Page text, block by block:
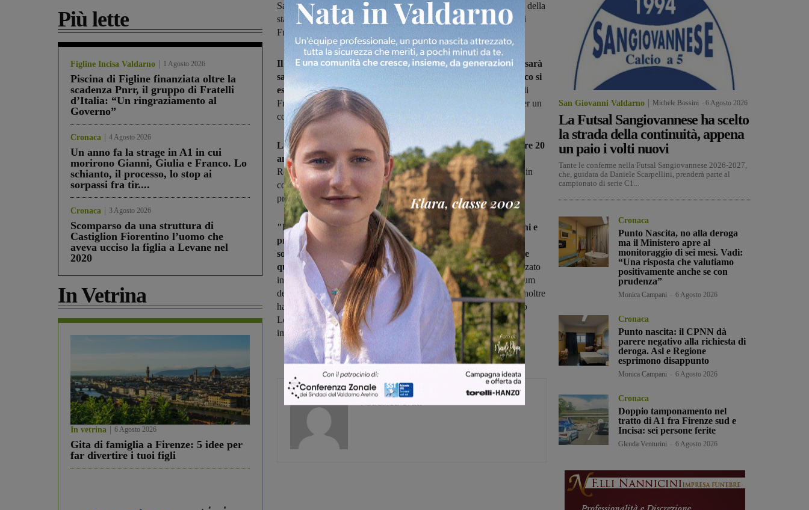
Più lette
Figline Incisa Valdarno 1 Agosto 2026
Piscina di Figline finanziata oltre la
scadenza Pnrr, il gruppo di Fratelli
d’Italia: “Un ringraziamento al
Governo”
Cronaca 4 Agosto 2026
Un anno fa la strage in A1 in cui
morirono Gianni, Giulia e Franco. Lo
schianto, il processo, lo stop ai
sorpassi fra tir....
Cronaca 3 Agosto 2026
Scomparso da una struttura di
Castiglion Fiorentino l’uomo che
aveva ucciso la figlia a Levane nel
2020
In Vetrina
In vetrina 6 Agosto 2026
Gita di famiglia a Firenze: 5 idee per
far divertire i tuoi figli
Sabato sera al teatro comunale di Laterina il nuovo appuntamento della
stagione vede salire sul palco la Casa del Vento con la presenza di
Francesco “Fry” Moneti, violinista dei Modena City Ramblers
Il prossimo appuntamento della stagione teatrale di Laterina sarà
sabato 30 gennaio, dedicato al Giorno della Memoria. Sul palco si
esibirà la Casa del Vento , in sessione acustica, con la presenza di
Francesco “Fry” Moneti, violinista dei Modena City Ramblers, per un
concerto combat-rock-folk.
La band aretina, sulla scena nazionale e internazionale da oltre 20
anni, nel 2005ha realizzato un cd dal titolo “Sessant’anni di
Resistenza”. La serata inizierà alle ore 21.15 al teatro di Laterina, in
collaborazione con l'associazione Dritto e Rovescio che cura il
programma della stagione.
"La Casa del Vento, tra incontri artistici e ideologici, tra dischi e
progetti, tra ballate e canzoni scritte con la linfa dell’impegno
sociale, vanta numerose collaborazioni, la più importante delle
quali l’incontro con Patty Smith".Con la cantante hanno realizzato
in studio, unici artisti italiani, due brani inseriti nel più recente album
della Smith: "Costantine’s dream" e "Seneca", inclusi in Banga. Inoltre
hanno suonato come sua personal band, affiancando il fedelissimo
Lenny Kaye, sia in Italia che in Europa e vantano numerose e
importanti collaborazioni nel mondo della musica.
Federica Crini
San Giovanni Valdarno Michele Bossini 6 Agosto 2026
La Futsal Sangiovannese ha scelto
la strada della continuità, appena
un paio i volti nuovi
Tante le conferme nella Futsal Sangiovannese 2026-2027,
che, guidata da Daniele Scarpellini, prenderà parte al
campionato di serie C1...
Cronaca
Punto Nascita, no alla deroga
ma il Ministero apre al
monitoraggio di sei mesi. Vadi:
“Una risposta che valutiamo
positivamente anche se con
prudenza”
Monica Campani 6 Agosto 2026
Cronaca
Punto nascita: il CPNN dà
parere negativo alla richiesta di
deroga. Asl e Regione
esprimono disappunto
Monica Campani 6 Agosto 2026
Cronaca
Doppio tamponamento nel
tratto di A1 fra Firenze sud e
Incisa: sei persone ferite
Glenda Venturini 6 Agosto 2026